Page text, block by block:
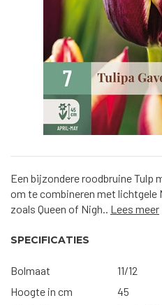
Een bijzondere roodbruine Tulp
om te combineren met lichtgele
zoals Queen of Nigh.. Lees meer
SPECIFICATIES
Bolmaat
11/12
Hoogte in cm
45